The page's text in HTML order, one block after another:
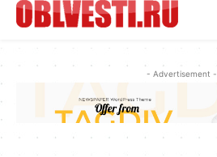
- Advertisement -